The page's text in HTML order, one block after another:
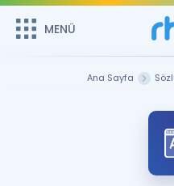
MENÜ
Sepetin
Remzi Hoca ile seni sınava
MENÜ
Ana Sayfa